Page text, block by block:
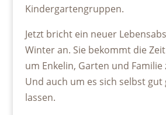
Kindergartengruppen.
Jetzt bricht ein neuer
Winter an. Sie bekommt die
um Enkelin, Garten und
Und auch um es sich selbst gut
lassen.